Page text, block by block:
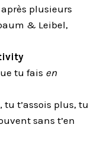
plusieurs
& Leibel,
tu fais en
t’assois plus, tu
sans t’en